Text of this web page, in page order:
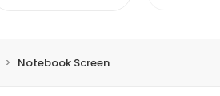
Notebook Screen